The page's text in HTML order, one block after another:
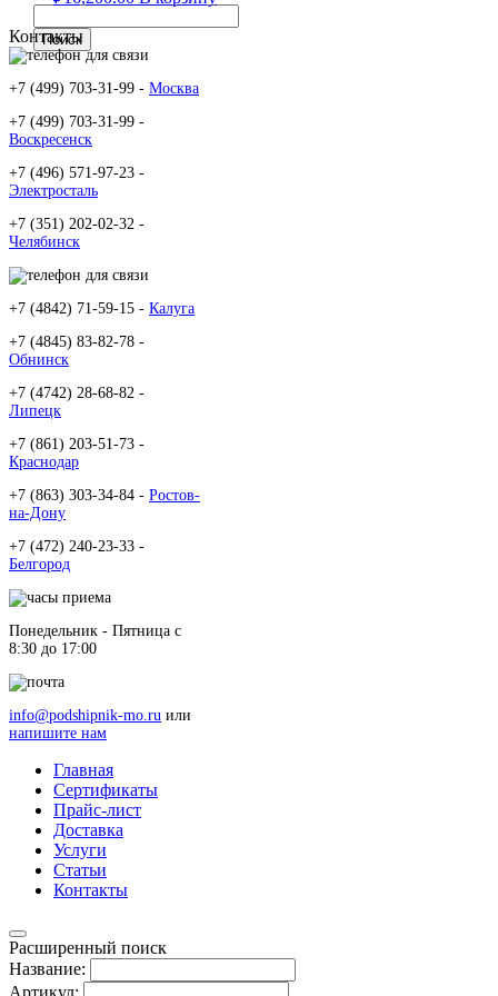
Контакты
+7 (499) 703-31-99 - Москва
+7 (499) 703-31-99 -
Воскресенск
+7 (496) 571-97-23 -
Электросталь
+7 (351) 202-02-32 -
Челябинск
+7 (4842) 71-59-15 - Калуга
+7 (4845) 83-82-78 -
Обнинск
+7 (4742) 28-68-82 -
Липецк
+7 (861) 203-51-73 -
Краснодар
+7 (863) 303-34-84 - Ростов-
на-Дону
+7 (472) 240-23-33 -
Белгород
Понедельник - Пятница c
8:30 до 17:00
info@podshipnik-mo.ru или
напишите нам
Главная
Сертификаты
Прайс-лист
Доставка
Услуги
Статьи
Контакты
Расширенный поиск
Название:
Артикул: